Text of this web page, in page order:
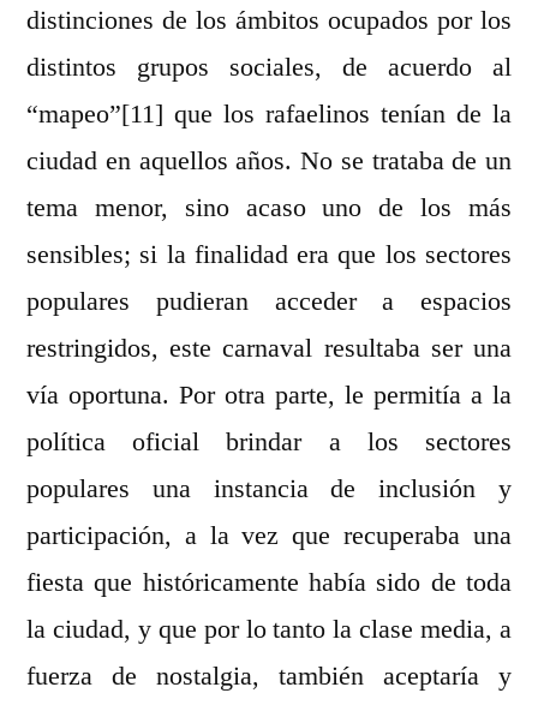
distinciones de los ámbitos ocupados por los
distintos grupos sociales, de acuerdo al
“mapeo”[11] que los rafaelinos tenían de la
ciudad en aquellos años. No se trataba de un
tema menor, sino acaso uno de los más
sensibles; si la finalidad era que los sectores
populares pudieran acceder a espacios
restringidos, este carnaval resultaba ser una
vía oportuna. Por otra parte, le permitía a la
política oficial brindar a los sectores
populares una instancia de inclusión y
participación, a la vez que recuperaba una
fiesta que históricamente había sido de toda
la ciudad, y que por lo tanto la clase media, a
fuerza de nostalgia, también aceptaría y